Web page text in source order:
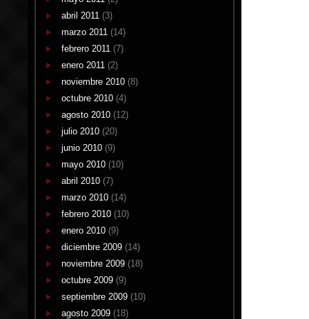
abril 2011 (3)
marzo 2011 (14)
febrero 2011 (7)
enero 2011 (2)
noviembre 2010 (8)
octubre 2010 (4)
agosto 2010 (12)
julio 2010 (20)
junio 2010 (9)
mayo 2010 (10)
abril 2010 (7)
marzo 2010 (14)
febrero 2010 (10)
enero 2010 (9)
diciembre 2009 (14)
noviembre 2009 (18)
octubre 2009 (9)
septiembre 2009 (10)
agosto 2009 (18)